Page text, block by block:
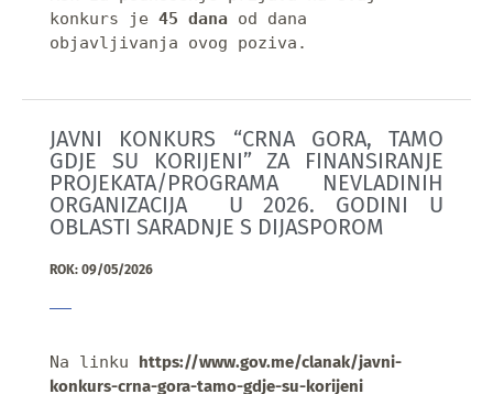
konkurs je 45 dana od dana
objavljivanja ovog poziva.
JAVNI KONKURS “CRNA GORA, TAMO
GDJE SU KORIJENI” ZA FINANSIRANJE
PROJEKATA/PROGRAMA NEVLADINIH
ORGANIZACIJA U 2026. GODINI U
OBLASTI SARADNJE S DIJASPOROM
ROK: 09/05/2026
Na linku
https://www.gov.me/clanak/javni-
konkurs-crna-gora-tamo-gdje-su-korijeni